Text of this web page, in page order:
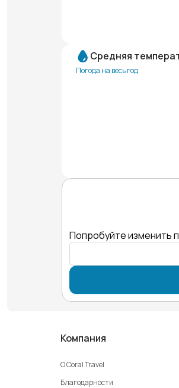
Средняя
Погода на весь год
Попробуйте изменить
Компания
О Coral Travel
Благодарности